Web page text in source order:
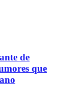
de
que